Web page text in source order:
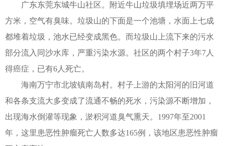
广东东莞东城牛山社区。附近牛山垃圾填埋场近两万平
方米，空气有臭味。垃圾山的下面是一个池塘，水面上七成
都堆着垃圾，池水已经变成黑色。而垃圾山上流下来的污水
部分流入同沙水库，严重污染水源。社区的两个村子3年7人
得癌症，已有6人死亡。
海南万宁市北坡镇南岛村。村子上游的太阳河的旧河道
和各条支流大多变成了流通不畅的死水，污染源不断增加，
出现海水倒灌等现象，淤积河道臭气熏天。1997年至2001
年，这里患恶性肿瘤死亡人数多达165例，该地区患恶性肿瘤